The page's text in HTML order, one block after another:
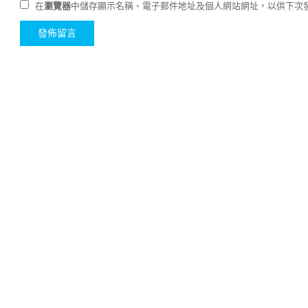
在瀏覽器中儲存顯示名稱、電子郵件地址及個人網站網址，以供下次